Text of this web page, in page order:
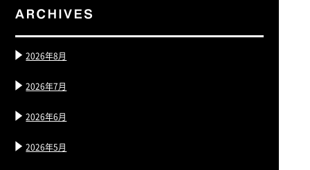
2026年8月
2026年7月
2026年6月
2026年5月